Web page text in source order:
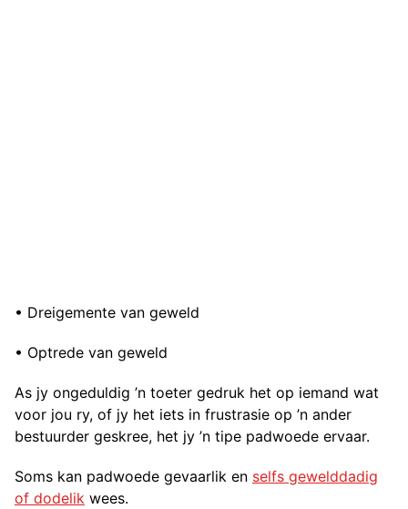
• Dreigemente van geweld
• Optrede van geweld
As jy ongeduldig ’n toeter gedruk het op iemand wat
voor jou ry, of jy het iets in frustrasie op ’n ander
bestuurder geskree, het jy ’n tipe padwoede ervaar.
Soms kan padwoede gevaarlik en selfs gewelddadig
of dodelik wees.